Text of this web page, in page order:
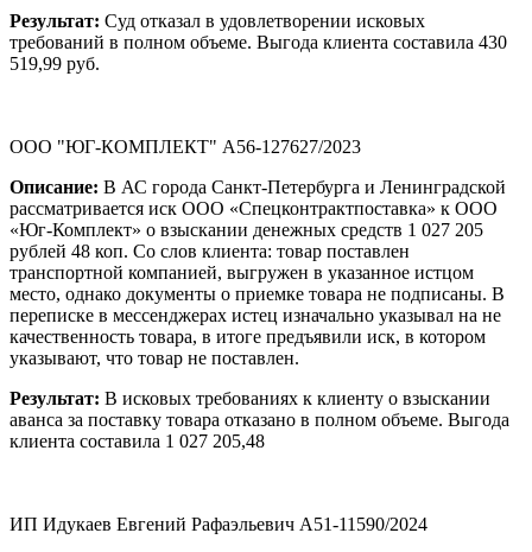
Результат: Суд отказал в удовлетворении исковых
требований в полном объеме. Выгода клиента составила 430
519,99 руб.
ООО "ЮГ-КОМПЛЕКТ" А56-127627/2023
Описание: В АС города Санкт-Петербурга и Ленинградской
рассматривается иск ООО «Спецконтрактпоставка» к ООО
«Юг-Комплект» о взыскании денежных средств 1 027 205
рублей 48 коп. Со слов клиента: товар поставлен
транспортной компанией, выгружен в указанное истцом
место, однако документы о приемке товара не подписаны. В
переписке в мессенджерах истец изначально указывал на не
качественность товара, в итоге предъявили иск, в котором
указывают, что товар не поставлен.
Результат: В исковых требованиях к клиенту о взыскании
аванса за поставку товара отказано в полном объеме. Выгода
клиента составила 1 027 205,48
ИП Идукаев Евгений Рафаэльевич А51-11590/2024